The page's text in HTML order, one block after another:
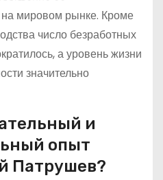
на мировом рынке. Кроме
число безработных
а уровень жизни
значительно
и
опыт
Патрушев?